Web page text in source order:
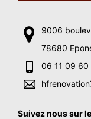
9006
78680
06 11 09 60
Suivez nous sur